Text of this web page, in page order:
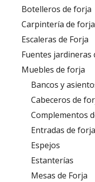
Botelleros de forja
Carpintería de forja
Escaleras de Forja
Fuentes jardineras
Muebles de forja
Bancos y
Cabeceros de
Complementos
Entradas de forja
Espejos
Estanterías
Mesas de Forja